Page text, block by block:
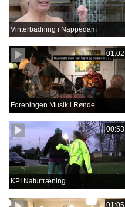
Vinterbadning i Nappedam
01:02
Foreningen Musik i Rønde
00:53
KPI Naturtræning
01:05